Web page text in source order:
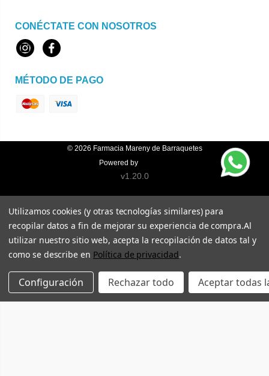
CONÉCTATE CON NOSOTROS
InstagramFacebook
MÉTODO DE PAGO
© 2026 Farmacia Mareny de Barraquetes
Powered by
v1.20.0
Utilizamos cookies (y otras tecnologías similares) para
recopilar datos a fin de mejorar su experiencia de compra.Al
utilizar nuestro sitio web, acepta la recopilación de datos tal y
como se describe en Política de privacidad.
Configuración Rechazar todo Aceptar todas